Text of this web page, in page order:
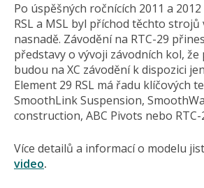
Po úspěšných ročnících 2011 a
RSL a MSL byl příchod těchto strojů
nasnadě. Závodění na RTC-29
představy o vývoji závodních kol,
budou na XC závodění k dispozici
Element 29 RSL má řadu klíčových
SmoothLink Suspension,
construction, ABC Pivots nebo
Více detailů a informací o modelu
video.